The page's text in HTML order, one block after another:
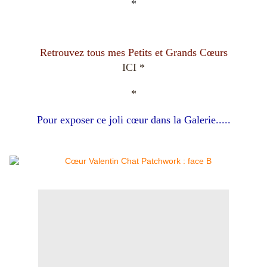
*
Retrouvez tous mes Petits et Grands Cœurs
ICI *
*
Pour exposer ce joli cœur dans la Galerie.....